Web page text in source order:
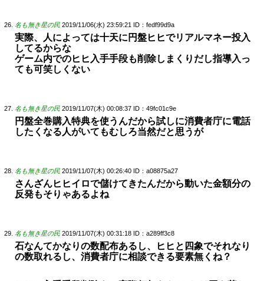
名も無き星の民 2019/11/06(水) 23:59:21 ID：fedf99d9a
実際、人によっては十天に円盤ヒヒでリアルマネー投入
してるからな
ゲーム内でのヒヒ入手手段も削除しまくりだし指導入っ
ても可笑しくない
名も無き星の民 2019/11/07(木) 00:08:37 ID：49fc01c9e
円盤全巻購入特典を使うんだから試しに消費者庁に電話
したくなる人がいてもむしろ当然だと思うが
名も無き星の民 2019/11/07(木) 00:26:40 ID：a08875a27
さんざんヒヒイロで儲けてきたんだから動いた金額分の
反発もそりゃあるよね
名も無き星の民 2019/11/07(木) 00:31:18 ID：a289ff3c8
石なんてかなりの数配布あるし、ヒヒと四象でそれなり
の数取れるし、消費者庁に相談できる要素無くね？